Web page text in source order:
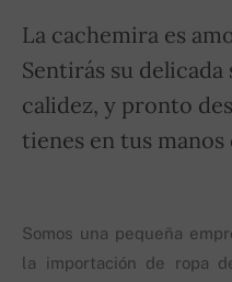
La cachemira es
Sentirás su
calidez, y pronto
tienes en tus
Somos una pequeña
la importación de ropa